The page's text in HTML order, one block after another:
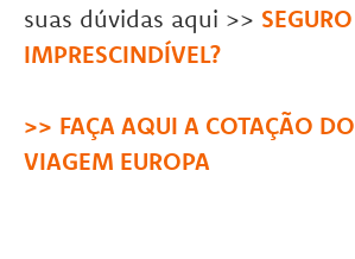
suas dúvidas aqui >>
IMPRESCINDÍVEL?
>> FAÇA AQUI A COTAÇÃO
VIAGEM EUROPA